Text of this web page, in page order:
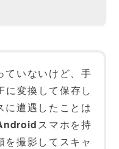
ていないけど、手
に変換して保存し
に遭遇したことは
スマホを持
を撮影してスキャ